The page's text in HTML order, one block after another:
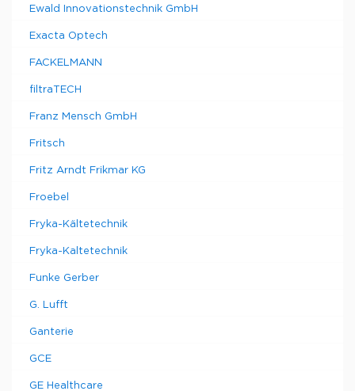
Ewald Innovationstechnik GmbH
Exacta Optech
FACKELMANN
filtraTECH
Franz Mensch GmbH
Fritsch
Fritz Arndt Frikmar KG
Froebel
Fryka-Kältetechnik
Fryka-Kaltetechnik
Funke Gerber
G. Lufft
Ganterie
GCE
GE Healthcare